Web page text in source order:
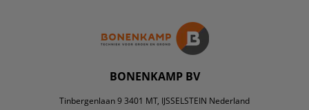
BONENKAMP BV
Tinbergenlaan 9 3401 MT, IJSSELSTEIN Nederland